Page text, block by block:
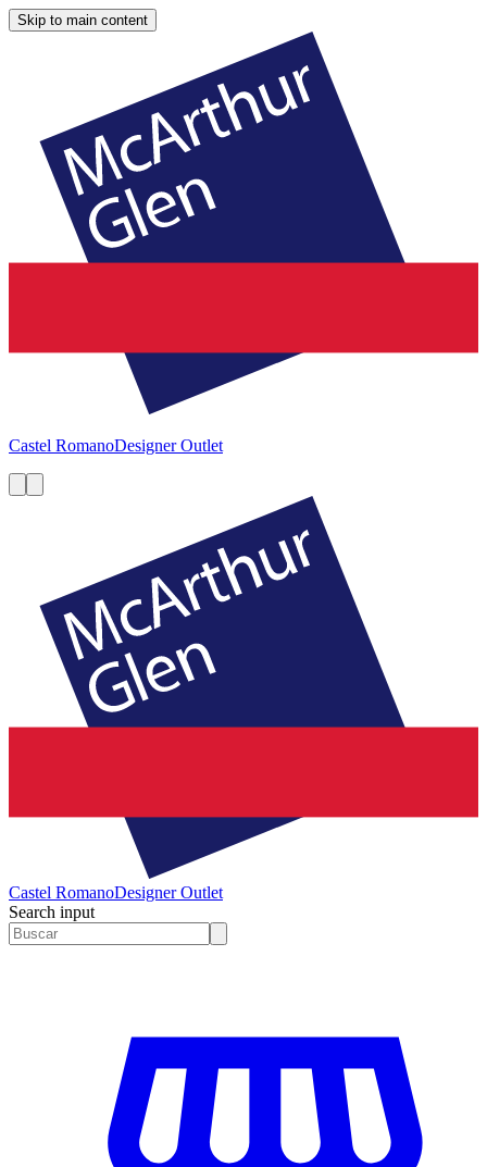
Skip to main content
Castel RomanoDesigner Outlet
Castel RomanoDesigner Outlet
Search input